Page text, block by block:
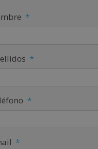
*
*
*
*